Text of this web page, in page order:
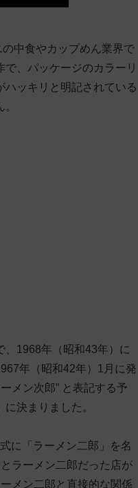
中食やカップめん業界で
、パッケージのカラーリ
ッキリと明記されている
、1968年（昭和43年）に
年（昭和42年）1月に発
メン次郎” と表記する予
決まりました。
に「ラーメン二郎」を名
ラーメン二郎だった店が
メン二郎と直接的な関係